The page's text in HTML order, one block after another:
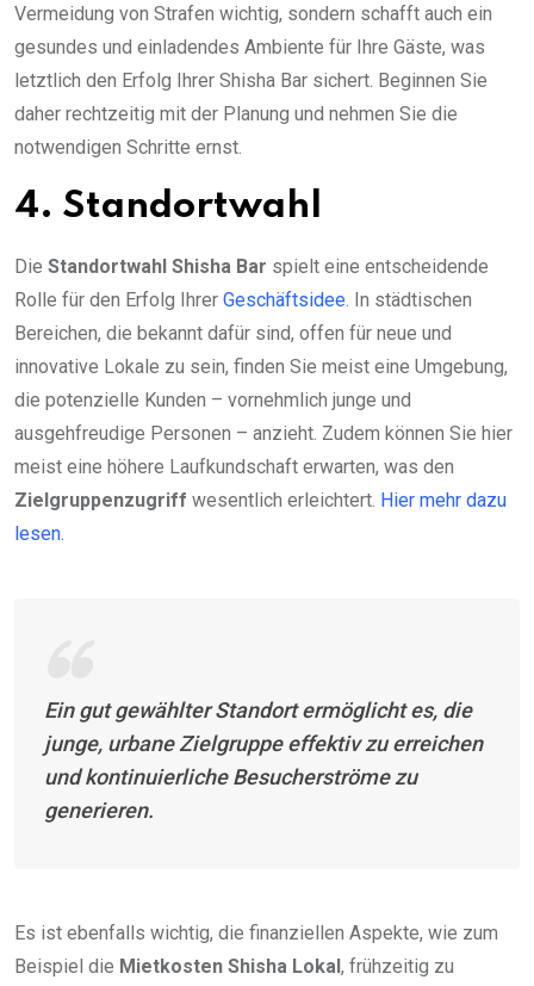
Vermeidung von Strafen wichtig, sondern schafft auch ein
gesundes und einladendes Ambiente für Ihre Gäste, was
letztlich den Erfolg Ihrer Shisha Bar sichert. Beginnen Sie
daher rechtzeitig mit der Planung und nehmen Sie die
notwendigen Schritte ernst.
4. Standortwahl
Die Standortwahl Shisha Bar spielt eine entscheidende
Rolle für den Erfolg Ihrer Geschäftsidee . In städtischen
Bereichen, die bekannt dafür sind, offen für neue und
innovative Lokale zu sein, finden Sie meist eine Umgebung,
die potenzielle Kunden – vornehmlich junge und
ausgehfreudige Personen – anzieht. Zudem können Sie hier
meist eine höhere Laufkundschaft erwarten, was den
Zielgruppenzugriff wesentlich erleichtert. Hier mehr dazu
lesen.
Ein gut gewählter Standort ermöglicht es, die
junge, urbane Zielgruppe effektiv zu erreichen
und kontinuierliche Besucherströme zu
generieren.
Es ist ebenfalls wichtig, die finanziellen Aspekte, wie zum
Beispiel die Mietkosten Shisha Lokal, frühzeitig zu